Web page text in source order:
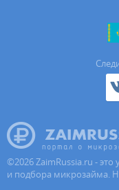
©2026ZaimRussia.ru -
и подбора микрозайма.